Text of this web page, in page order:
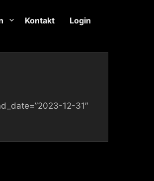
Kontakt Login
12-31″